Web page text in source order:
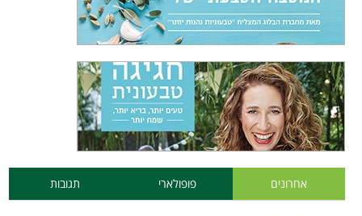
אחרונים פופולארי תגובות